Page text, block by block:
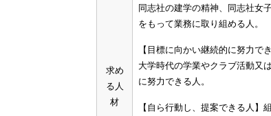
求め
る人
材
同志社の建学の精神、同志社女
をもって業務に取り組める人。
【目標に向かい継続的に努力でき
大学時代の学業やクラブ活動又
に努力できる人。
【自ら行動し、提案できる人